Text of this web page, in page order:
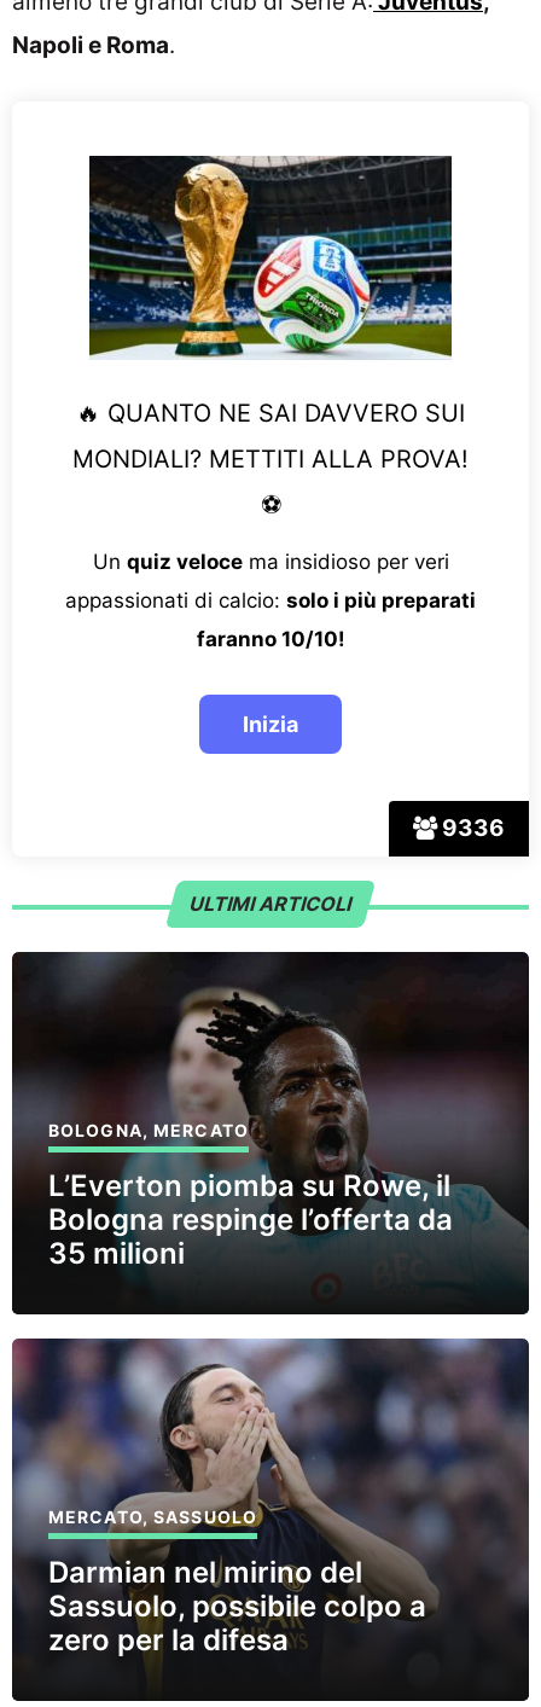
Napoli e Roma.
9336
🔥 QUANTO NE SAI DAVVERO SUI
MONDIALI? METTITI ALLA PROVA!
⚽
Un quiz velocema insidioso per veri
appassionati di calcio: solo i più preparati
faranno 10/10!
ULTIMI ARTICOLI
BOLOGNA, MERCATO
L’Everton piomba su Rowe, il
Bologna respinge l’offerta da
35 milioni
MERCATO,SASSUOLO
Darmian nel mirino del
Sassuolo, possibile colpo a
zero per la difesa